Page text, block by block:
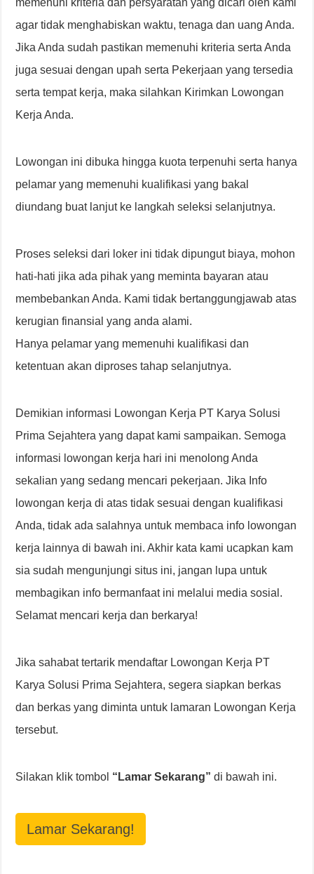
memenuhi kriteria dan persyaratan yang dicari oleh kami
agar tidak menghabiskan waktu, tenaga dan uang Anda.
Jika Anda sudah pastikan memenuhi kriteria serta Anda
juga sesuai dengan upah serta Pekerjaan yang tersedia
serta tempat kerja, maka silahkan Kirimkan Lowongan
Kerja Anda.
Lowongan ini dibuka hingga kuota terpenuhi serta hanya
pelamar yang memenuhi kualifikasi yang bakal
diundang buat lanjut ke langkah seleksi selanjutnya.
Proses seleksi dari loker ini tidak dipungut biaya, mohon
hati-hati jika ada pihak yang meminta bayaran atau
membebankan Anda. Kami tidak bertanggungjawab atas
kerugian finansial yang anda alami.
Hanya pelamar yang memenuhi kualifikasi dan
ketentuan akan diproses tahap selanjutnya.
Demikian informasi Lowongan Kerja PT Karya Solusi
Prima Sejahtera yang dapat kami sampaikan. Semoga
informasi lowongan kerja hari ini menolong Anda
sekalian yang sedang mencari pekerjaan. Jika Info
lowongan kerja di atas tidak sesuai dengan kualifikasi
Anda, tidak ada salahnya untuk membaca info lowongan
kerja lainnya di bawah ini. Akhir kata kami ucapkan kam
sia sudah mengunjungi situs ini, jangan lupa untuk
membagikan info bermanfaat ini melalui media sosial.
Selamat mencari kerja dan berkarya!
Jika sahabat tertarik mendaftar Lowongan Kerja PT
Karya Solusi Prima Sejahtera, segera siapkan berkas
dan berkas yang diminta untuk lamaran Lowongan Kerja
tersebut.
Silakan klik tombol “Lamar Sekarang” di bawah ini.
Lamar Sekarang!